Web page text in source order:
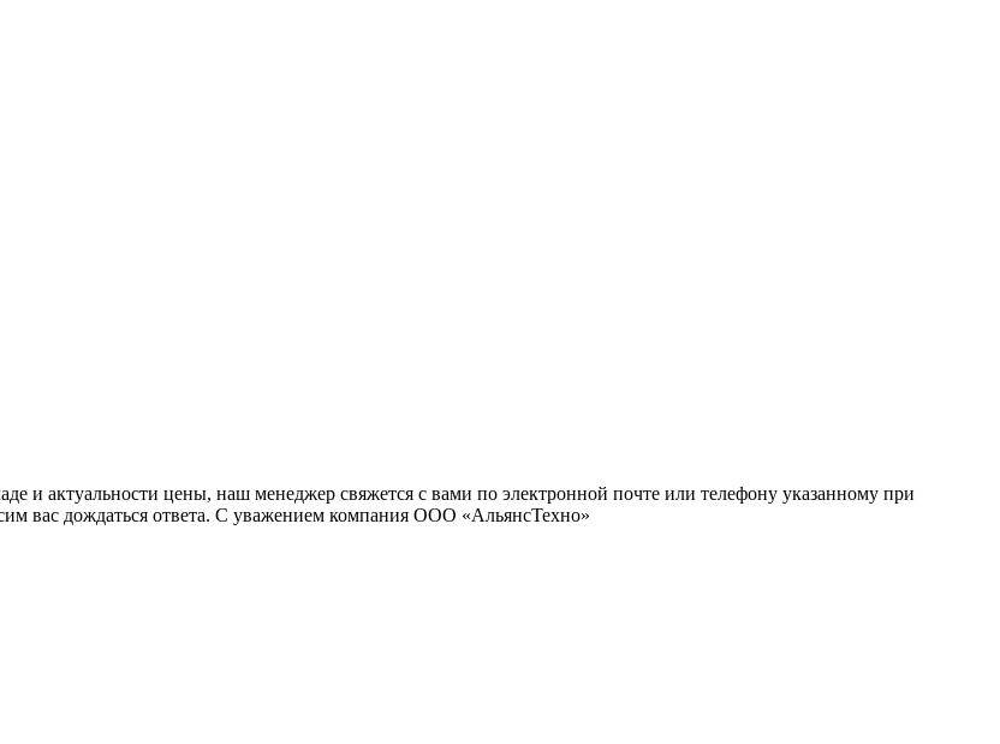
и актуальности цены, наш менеджер свяжется с вами по электронной почте или телефону указанному при
вас дождаться ответа. С уважением компания ООО «АльянсТехно»